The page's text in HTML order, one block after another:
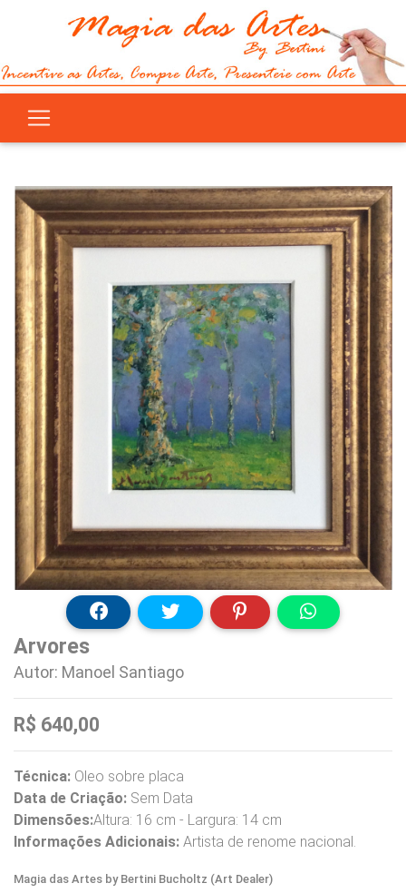
Arvores
Autor: Manoel Santiago
R$ 640,00
Técnica: Oleo sobre placa
Data de Criação: Sem Data
Dimensões:Altura: 16 cm - Largura: 14 cm
Informações Adicionais: Artista de renome nacional.
Magia das Artes by Bertini Bucholtz (Art Dealer)